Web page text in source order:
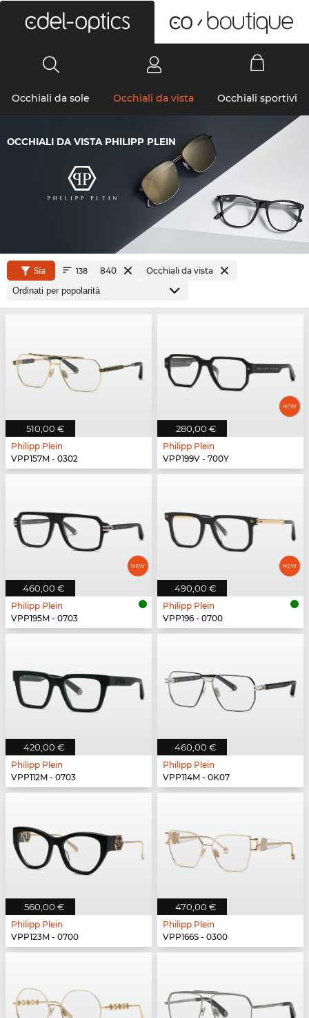
Occhiali da sole Occhiali da vista Occhiali sportivi
OCCHIALI DA VISTA PHILIPP PLEIN
Sía 138 840 Occhiali da vista
510,00 €
Philipp Plein
VPP157M - 0302
280,00 €
Philipp Plein
VPP199V - 700Y
460,00 €
Philipp Plein
VPP195M - 0703
490,00 €
Philipp Plein
VPP196 - 0700
420,00 €
Philipp Plein
VPP112M - 0703
460,00 €
Philipp Plein
VPP114M - 0K07
560,00 €
Philipp Plein
VPP123M - 0700
470,00 €
Philipp Plein
VPP166S - 0300